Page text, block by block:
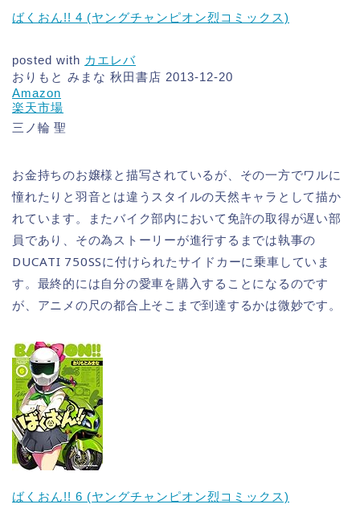
ばくおん!! 4 (ヤングチャンピオン烈コミックス)
posted with カエレバ
おりもと みまな 秋田書店 2013-12-20
Amazon
楽天市場
三ノ輪 聖
お金持ちのお嬢様と描写されているが、その一方でワルに
憧れたりと羽音とは違うスタイルの天然キャラとして描か
れています。またバイク部内において免許の取得が遅い部
員であり、その為ストーリーが進行するまでは執事の
DUCATI 750SSに付けられたサイドカーに乗車していま
す。最終的には自分の愛車を購入することになるのです
が、アニメの尺の都合上そこまで到達するかは微妙です。
ばくおん!! 6 (ヤングチャンピオン烈コミックス)